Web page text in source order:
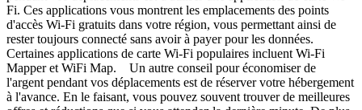
Fi. Ces applications vous montrent les emplacements des points
d'accès Wi-Fi gratuits dans votre région, vous permettant ainsi de
rester toujours connecté sans avoir à payer pour les données.
Certaines applications de carte Wi-Fi populaires incluent Wi-Fi
Mapper et WiFi Map. Un autre conseil pour économiser de
l'argent pendant vos déplacements est de réserver votre hébergement
à l'avance. En le faisant, vous pouvez souvent trouver de meilleures